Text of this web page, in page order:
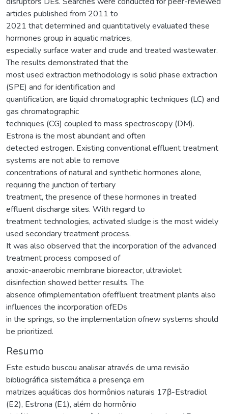
articles published from 2011 to
2021 that determined and quantitatively evaluated these
hormones group in aquatic matrices,
especially surface water and crude and treated wastewater.
The results demonstrated that the
most used extraction methodology is solid phase extraction
(SPE) and for identification and
quantification, are liquid chromatographic techniques (LC) and
gas chromatographic
techniques (CG) coupled to mass spectroscopy (DM).
Estrona is the most abundant and often
detected estrogen. Existing conventional effluent treatment
systems are not able to remove
concentrations of natural and synthetic hormones alone,
requiring the junction of tertiary
treatment, the presence of these hormones in treated
effluent discharge sites. With regard to
treatment technologies, activated sludge is the most widely
used secondary treatment process.
It was also observed that the incorporation of the advanced
treatment process composed of
anoxic-anaerobic membrane bioreactor, ultraviolet
disinfection showed better results. The
absence ofimplementation ofeffluent treatment plants also
influences the incorporation ofEDs
in the springs, so the implementation ofnew systems should
be prioritized.
Resumo
Este estudo buscou analisar através de uma revisão
bibliográfica sistemática a presença em
matrizes aquáticas dos hormônios naturais 17β-Estradiol
(E2), Estrona (E1), além do hormônio